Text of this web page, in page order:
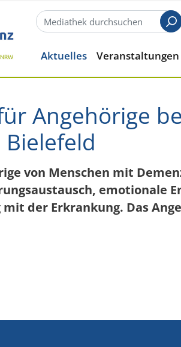
Aktuelles Veranstaltungen
Angehörige
Bielefeld
von Menschen mit
emotionale
der Erkrankung. Das